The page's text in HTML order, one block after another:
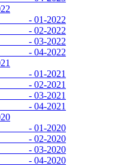
2022
2022
2022
2022
2021
2021
2021
2021
2020
2020
2020
2020